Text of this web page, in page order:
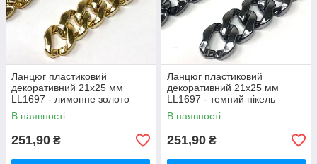
Ланцюг пластиковий
декоративний 21х25 мм
LL1697 - лимонне золото
В наявності
251,90 ₴
Ланцюг пластиковий
декоративний 21х25 мм
LL1697 - темний нікель
В наявності
251,90 ₴